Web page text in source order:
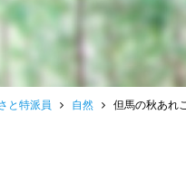
と特派員 自然 但馬の秋あれ